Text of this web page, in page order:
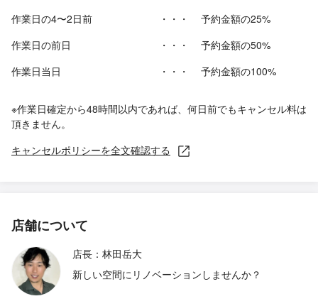
作業日の4〜2日前
・・・
予約金額の25%
作業日の前日
・・・
予約金額の50%
作業日当日
・・・ 予約金額の100%
※作業日確定から48時間以内であれば、何日前でもキャンセル料は
頂きません。
キャンセルポリシーを全文確認する
店舗について
店長：林田岳大
新しい空間にリノベーションしませんか？